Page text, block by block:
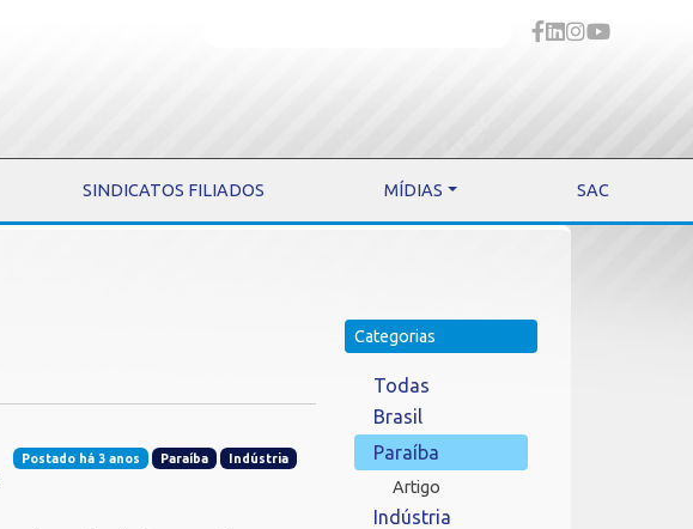
SINDICATOS FILIADOS MÍDIAS SAC
Postado há 3 anos Paraíba Indústria
Categorias
Todas
Brasil
Paraíba
Artigo
Indústria